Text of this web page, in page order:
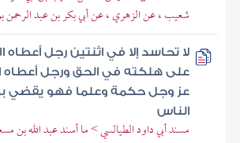
شعيب ، عن الزهري ، عن أبي بكر بن عبد الرحمن
لا تحاسد إلا في اثنتين رجل أعطاه
على هلكته في الحق ورجل أعطاه
عز وجل حكمة وعلما فهو يقضي
الناس
مسند أبي داود الطيالسي > ما أسند عبد الله بن